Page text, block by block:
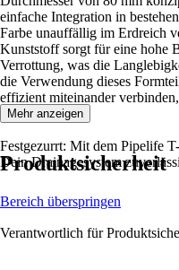
einfache Integration in
Farbe unauffällig im Erdreich
Kunststoff sorgt für eine hohe
Verrottung, was die
die Verwendung dieses
effizient miteinander
gewährleisten.
Festgezurrt: Mit dem Pipelife
Dein Drainagesystem
Mehr anzeigen
Produktsicherheit
Bereich überspringen
Verantwortlich für